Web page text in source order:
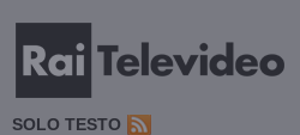
SOLO TESTO